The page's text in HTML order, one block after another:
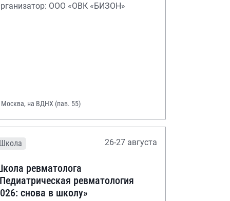
ООО «ОВК «БИЗОН»
Москва, на ВДНХ (пав. 55)
Школа 26-27 августа
ревматолога
ревматология
снова в школу»